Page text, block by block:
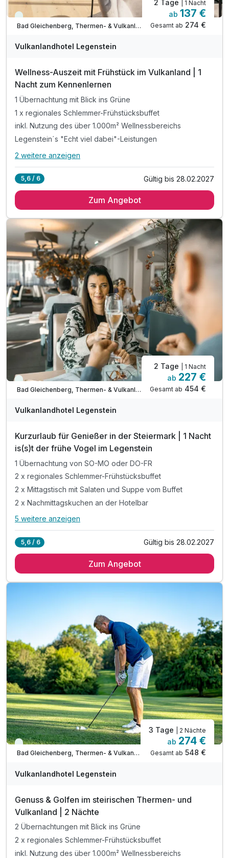
Ausstattung
Für 3 Tage
Suite/n
Zusatznächte
Für 3 Tage p.P. ab
Viele Termine frei
Bad Gleichenberg, Thermen- & Vulkanland Steiermark
2 Tage | 1 Nacht
ab 137 €
Gesamt ab 274 €
Vulkanlandhotel Legenstein
Wellness-Auszeit mit Frühstück im Vulkanland | 1
Nacht zum Kennenlernen
1 Übernachtung mit Blick ins Grüne
1 x regionales Schlemmer-Frühstücksbuffet
inkl. Nutzung des über 1.000m² Wellnessbereichs
Legenstein´s "Echt viel dabei"-Leistungen
Alle Inklusivleistungen
1 x regionales Schlemmer-Frühstücksbuffet
Legenstein´s "Echt viel dabei"-Leistungen
inkl. GenussCard mit über 200 Ausflugszielen*
inkl. Parkplatz & WLAN-Nutzung
2 weitere anzeigen
5,6 / 6 Gültig bis 28.02.2027
Zum Angebot
Viele Termine frei
Bad Gleichenberg, Thermen- & Vulkanland Steiermark
2 Tage | 1 Nacht
ab 227 €
Gesamt ab 454 €
Vulkanlandhotel Legenstein
Kurzurlaub für Genießer in der Steiermark | 1 Nacht
is(s)t der frühe Vogel im Legenstein
1 Übernachtung von SO-MO oder DO-FR
2 x regionales Schlemmer-Frühstücksbuffet
2 x Mittagstisch mit Salaten und Suppe vom Buffet
2 x Nachmittagskuchen an der Hotelbar
Alle Inklusivleistungen
2 x regionales Schlemmer-Frühstücksbuffet
inkl. Nutzung des über 1.000m² Wellnessbereichs
Legenstein´s "Echt viel dabei"-Leistungen
inkl. GenussCard mit über 200 Ausflugszielen
inkl. Parkplatz & WLAN-Nutzung
5 weitere anzeigen
5,6 / 6 Gültig bis 28.02.2027
Zum Angebot
Viele Termine frei
Bad Gleichenberg, Thermen- & Vulkanland Steiermark
3 Tage | 2 Nächte
ab 274 €
Gesamt ab 548 €
Vulkanlandhotel Legenstein
Genuss & Golfen im steirischen Thermen- und
Vulkanland | 2 Nächte
2 Übernachtungen mit Blick ins Grüne
2 x regionales Schlemmer-Frühstücksbuffet
inkl. Nutzung des über 1.000m² Wellnessbereichs